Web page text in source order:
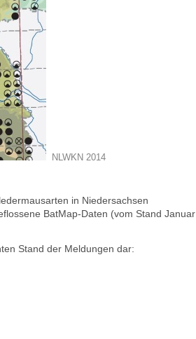
NLWKN 2014
in Niedersachsen
BatMap-Daten (vom Stand Januar
Stand der Meldungen dar: